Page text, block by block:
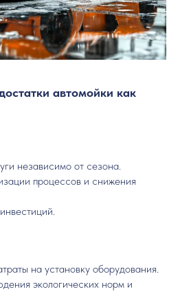
автомойки как
независимо от сезона.
процессов и снижения
на установку оборудования.
экологических норм и